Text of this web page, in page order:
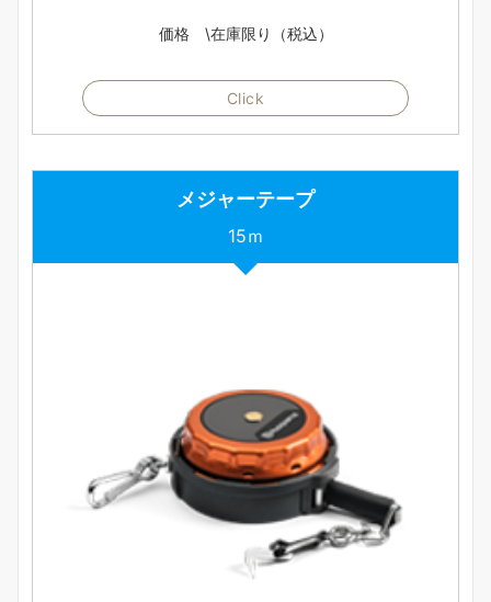
価格 \在庫限り（税込）
Click
メジャーテープ
15ｍ